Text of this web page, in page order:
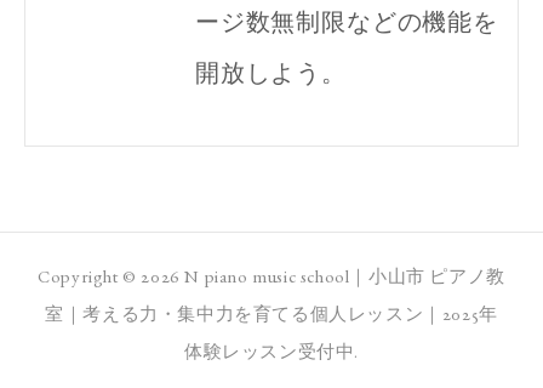
ージ数無制限などの機能を
開放しよう。
Copyright © 2026 N piano music school｜小山市 ピアノ教
室｜考える力・集中力を育てる個人レッスン｜2025年
体験レッスン受付中.